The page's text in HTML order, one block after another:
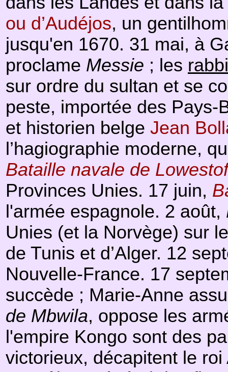
ou d’Audéjos, un
jusqu'en 1670. 31 mai, à
proclame Messie ; les
sur ordre du sultan et se
peste, importée des Pays-
et historien belge Jean
l’hagiographie moderne,
Bataille navale de
Provinces Unies. 17 juin,
l'armée espagnole. 2 août,
Unies (et la Norvège) sur
de Tunis et d’Alger. 12
Nouvelle-France. 17
succède ; Marie-Anne
de Mbwila, oppose les
l'empire Kongo sont des
victorieux, décapitent le